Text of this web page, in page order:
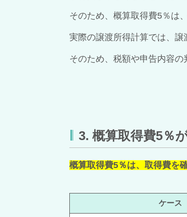
そのため、概算取得費5％は
実際の譲渡所得計算では、譲
そのため、税額や申告内容の
3. 概算取得費5％
概算取得費5％は、取得費を
ケース